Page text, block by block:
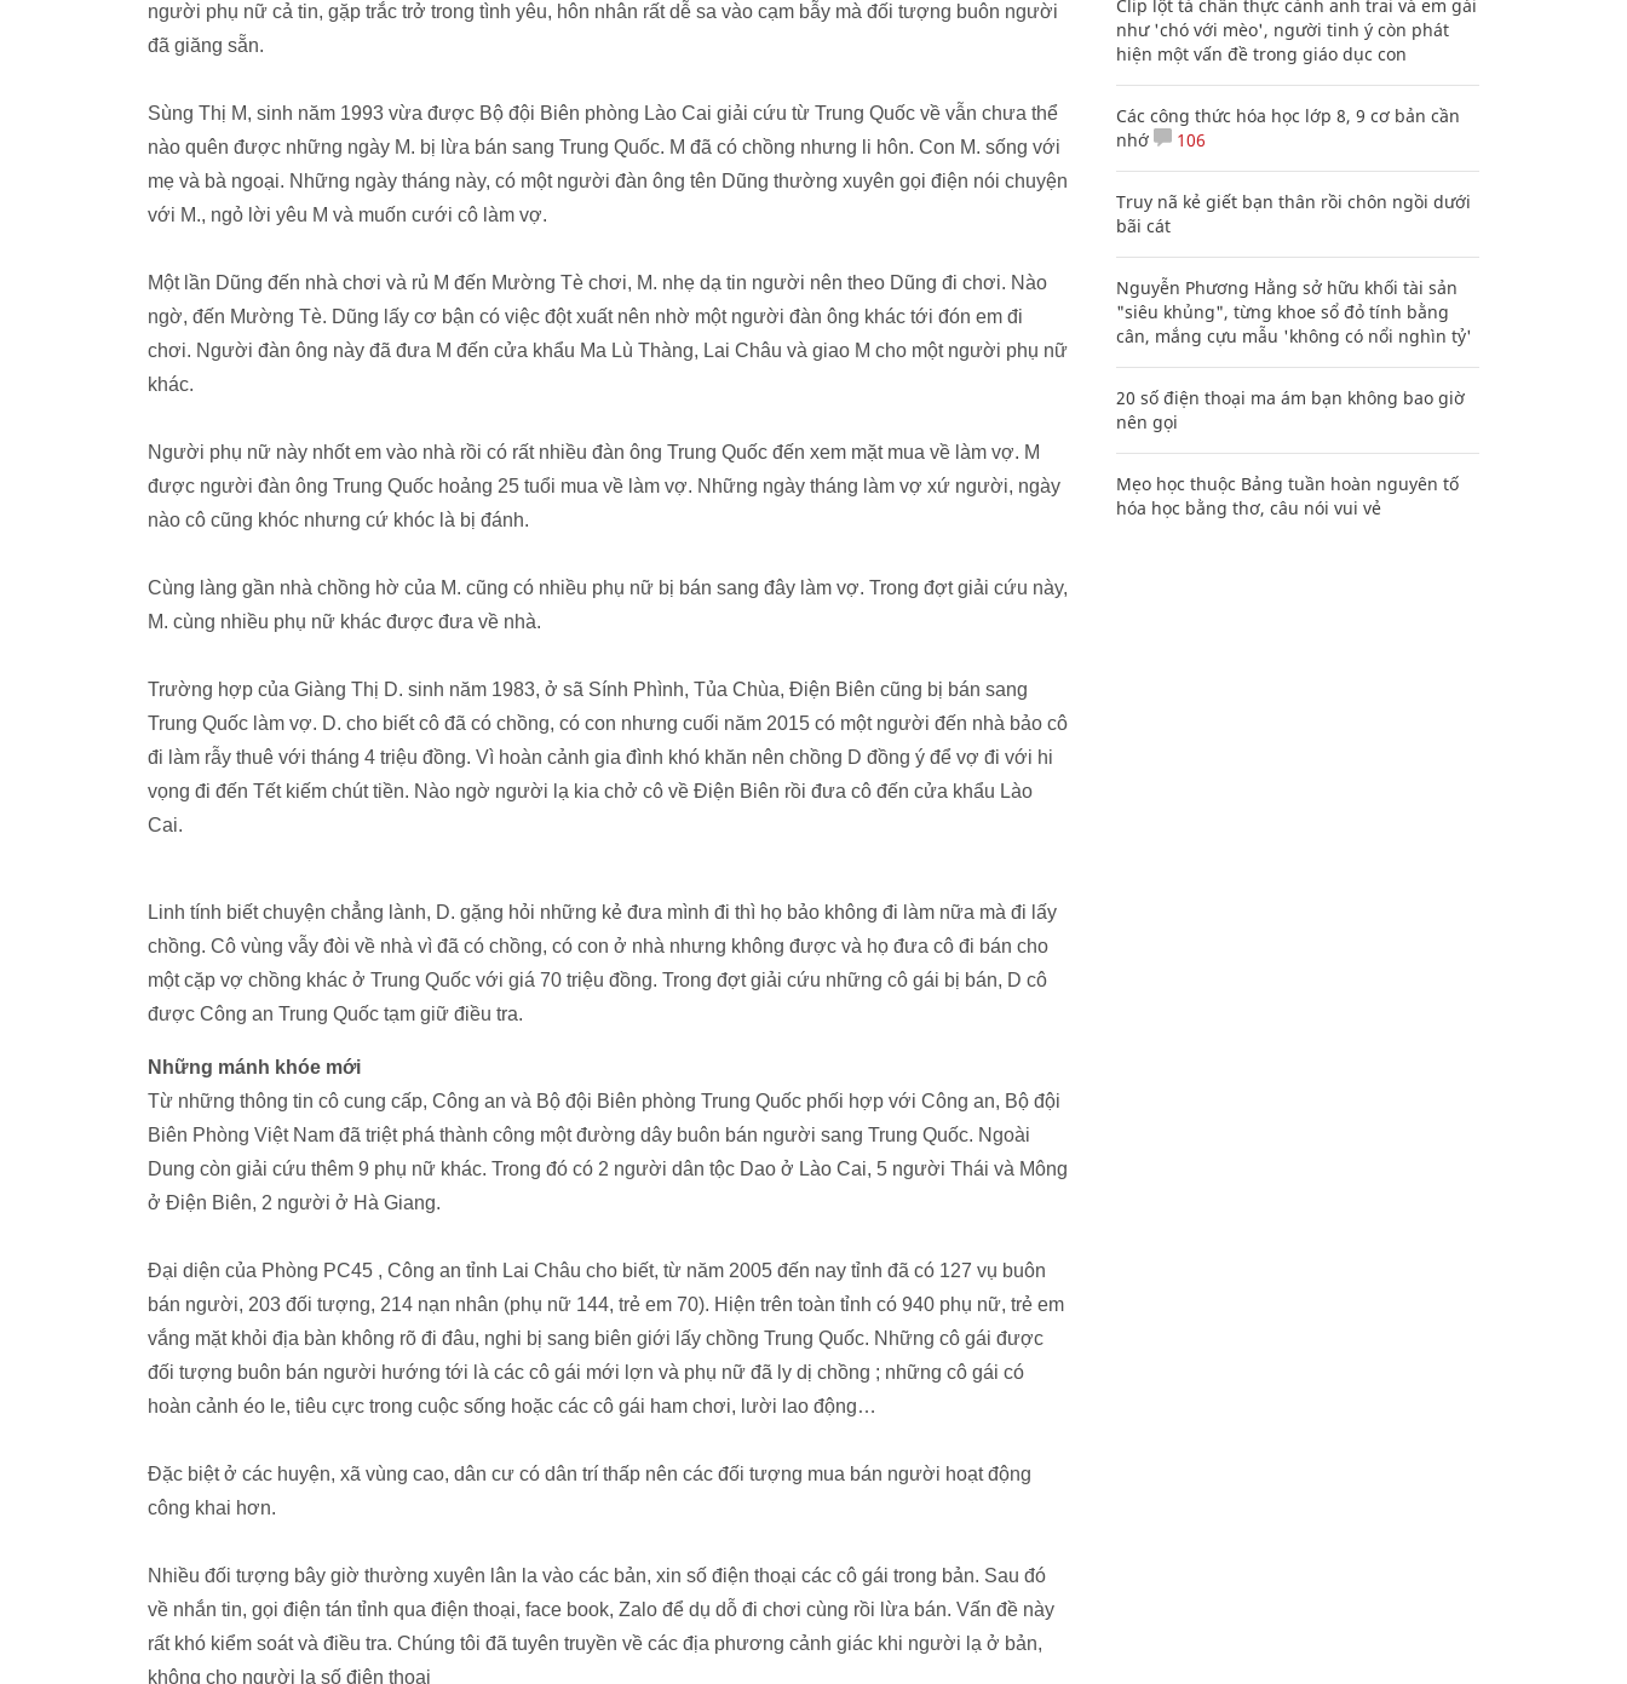
người phụ nữ cả tin, gặp trắc trở trong tình yêu, hôn nhân rất dễ sa vào cạm bẫy mà đối tượng buôn người
đã giăng sẵn.
Sùng Thị M, sinh năm 1993 vừa được Bộ đội Biên phòng Lào Cai giải cứu từ Trung Quốc về vẫn chưa thể
nào quên được những ngày M. bị lừa bán sang Trung Quốc. M đã có chồng nhưng li hôn. Con M. sống với
mẹ và bà ngoại. Những ngày tháng này, có một người đàn ông tên Dũng thường xuyên gọi điện nói chuyện
với M., ngỏ lời yêu M và muốn cưới cô làm vợ.
Một lần Dũng đến nhà chơi và rủ M đến Mường Tè chơi, M. nhẹ dạ tin người nên theo Dũng đi chơi. Nào
ngờ, đến Mường Tè. Dũng lấy cơ bận có việc đột xuất nên nhờ một người đàn ông khác tới đón em đi
chơi. Người đàn ông này đã đưa M đến cửa khẩu Ma Lù Thàng, Lai Châu và giao M cho một người phụ nữ
khác.
Người phụ nữ này nhốt em vào nhà rồi có rất nhiều đàn ông Trung Quốc đến xem mặt mua về làm vợ. M
được người đàn ông Trung Quốc hoảng 25 tuổi mua về làm vợ. Những ngày tháng làm vợ xứ người, ngày
nào cô cũng khóc nhưng cứ khóc là bị đánh.
Cùng làng gần nhà chồng hờ của M. cũng có nhiều phụ nữ bị bán sang đây làm vợ. Trong đợt giải cứu này,
M. cùng nhiều phụ nữ khác được đưa về nhà.
Trường hợp của Giàng Thị D. sinh năm 1983, ở sã Sính Phình, Tủa Chùa, Điện Biên cũng bị bán sang
Trung Quốc làm vợ. D. cho biết cô đã có chồng, có con nhưng cuối năm 2015 có một người đến nhà bảo cô
đi làm rẫy thuê với tháng 4 triệu đồng. Vì hoàn cảnh gia đình khó khăn nên chồng D đồng ý để vợ đi với hi
vọng đi đến Tết kiếm chút tiền. Nào ngờ người lạ kia chở cô về Điện Biên rồi đưa cô đến cửa khẩu Lào
Cai.
Linh tính biết chuyện chẳng lành, D. gặng hỏi những kẻ đưa mình đi thì họ bảo không đi làm nữa mà đi lấy
chồng. Cô vùng vẫy đòi về nhà vì đã có chồng, có con ở nhà nhưng không được và họ đưa cô đi bán cho
một cặp vợ chồng khác ở Trung Quốc với giá 70 triệu đồng. Trong đợt giải cứu những cô gái bị bán, D cô
được Công an Trung Quốc tạm giữ điều tra.
Những mánh khóe mới
Từ những thông tin cô cung cấp, Công an và Bộ đội Biên phòng Trung Quốc phối hợp với Công an, Bộ đội
Biên Phòng Việt Nam đã triệt phá thành công một đường dây buôn bán người sang Trung Quốc. Ngoài
Dung còn giải cứu thêm 9 phụ nữ khác. Trong đó có 2 người dân tộc Dao ở Lào Cai, 5 người Thái và Mông
ở Điện Biên, 2 người ở Hà Giang.
Đại diện của Phòng PC45 , Công an tỉnh Lai Châu cho biết, từ năm 2005 đến nay tỉnh đã có 127 vụ buôn
bán người, 203 đối tượng, 214 nạn nhân (phụ nữ 144, trẻ em 70). Hiện trên toàn tỉnh có 940 phụ nữ, trẻ em
vắng mặt khỏi địa bàn không rõ đi đâu, nghi bị sang biên giới lấy chồng Trung Quốc. Những cô gái được
đối tượng buôn bán người hướng tới là các cô gái mới lợn và phụ nữ đã ly dị chồng ; những cô gái có
hoàn cảnh éo le, tiêu cực trong cuộc sống hoặc các cô gái ham chơi, lười lao động…
Đặc biệt ở các huyện, xã vùng cao, dân cư có dân trí thấp nên các đối tượng mua bán người hoạt động
công khai hơn.
Nhiều đối tượng bây giờ thường xuyên lân la vào các bản, xin số điện thoại các cô gái trong bản. Sau đó
về nhắn tin, gọi điện tán tỉnh qua điện thoại, face book, Zalo để dụ dỗ đi chơi cùng rồi lừa bán. Vấn đề này
rất khó kiểm soát và điều tra. Chúng tôi đã tuyên truyền về các địa phương cảnh giác khi người lạ ở bản,
không cho người lạ số điện thoại
Clip lột tả chân thực cảnh anh trai và em gái
như 'chó với mèo', người tinh ý còn phát
hiện một vấn đề trong giáo dục con
Các công thức hóa học lớp 8, 9 cơ bản cần
nhớ
106
Truy nã kẻ giết bạn thân rồi chôn ngồi dưới
bãi cát
Nguyễn Phương Hằng sở hữu khối tài sản
"siêu khủng", từng khoe sổ đỏ tính bằng
cân, mắng cựu mẫu 'không có nổi nghìn tỷ'
20 số điện thoại ma ám bạn không bao giờ
nên gọi
Mẹo học thuộc Bảng tuần hoàn nguyên tố
hóa học bằng thơ, câu nói vui vẻ